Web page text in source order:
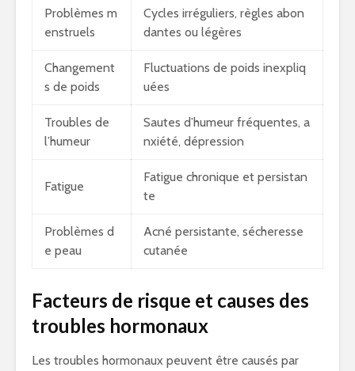
Problèmes m
enstruels
Cycles irréguliers, règles abon
dantes ou légères
Changement
s de poids
Fluctuations de poids inexpliq
uées
Troubles de
l’humeur
Sautes d’humeur fréquentes, a
nxiété, dépression
Fatigue
Fatigue chronique et persistan
te
Problèmes d
e peau
Acné persistante, sécheresse
cutanée
Facteurs de risque et causes des
troubles hormonaux
Les troubles hormonaux peuvent être causés par